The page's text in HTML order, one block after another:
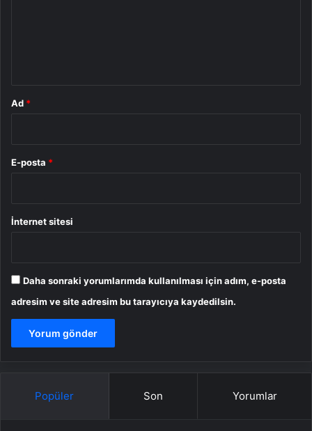
Ad *
E-posta *
İnternet sitesi
Daha sonraki yorumlarımda kullanılması için adım, e-posta
adresim ve site adresim bu tarayıcıya kaydedilsin.
Popüler Son Yorumlar